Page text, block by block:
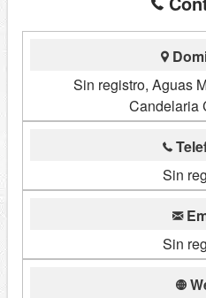
Sin registro, Aguas
Candelaria
Sin
Sin